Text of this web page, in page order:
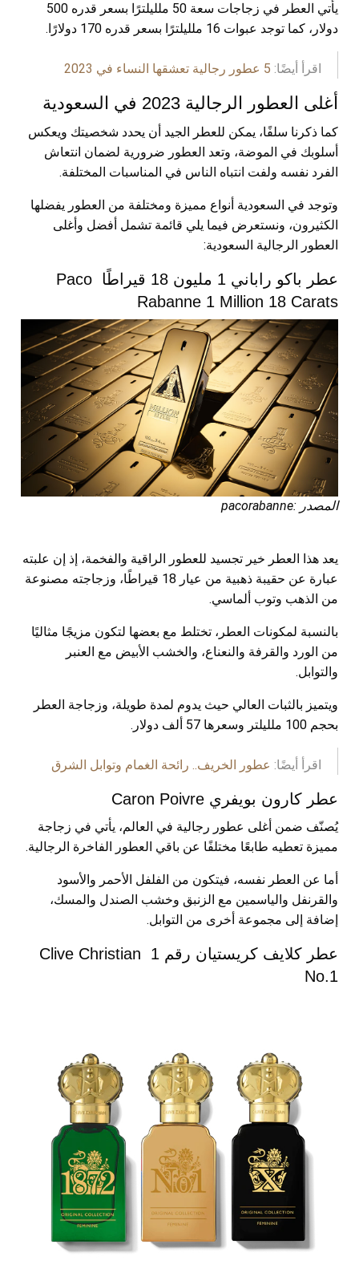
يأتي العطر في زجاجات سعة 50 ملليلترًا بسعر قدره 500
دولار، كما توجد عبوات 16 ملليلترًا بسعر قدره 170 دولارًا.
اقرأ أيضًا: 5 عطور رجالية تعشقها النساء في 2023
أغلى العطور الرجالية 2023 في السعودية
كما ذكرنا سلفًا، يمكن للعطر الجيد أن يحدد شخصيتك ويعكس
أسلوبك في الموضة، وتعد العطور ضرورية لضمان انتعاش
الفرد نفسه ولفت انتباه الناس في المناسبات المختلفة.
وتوجد في السعودية أنواع مميزة ومختلفة من العطور يفضلها
الكثيرون، ونستعرض فيما يلي قائمة تشمل أفضل وأغلى
العطور الرجالية السعودية:
عطر باكو راباني 1 مليون 18 قيراطًا Paco
Rabanne 1 Million 18 Carats
المصدر :pacorabanne
يعد هذا العطر خير تجسيد للعطور الراقية والفخمة، إذ إن علبته
عبارة عن حقيبة ذهبية من عيار 18 قيراطًا، وزجاجته مصنوعة
من الذهب وتوب ألماسي.
بالنسبة لمكونات العطر، تختلط مع بعضها لتكون مزيجًا مثاليًا
من الورد والقرفة والنعناع، والخشب الأبيض مع العنبر
والتوابل.
ويتميز بالثبات العالي حيث يدوم لمدة طويلة، وزجاجة العطر
بحجم 100 ملليلتر وسعرها 57 ألف دولار.
اقرأ أيضًا: عطور الخريف.. رائحة الغمام وتوابل الشرق
عطر كارون بويفري Caron Poivre
يُصنّف ضمن أغلى عطور رجالية في العالم، يأتي في زجاجة
مميزة تعطيه طابعًا مختلفًا عن باقي العطور الفاخرة الرجالية.
أما عن العطر نفسه، فيتكون من الفلفل الأحمر والأسود
والقرنفل والياسمين مع الزنبق وخشب الصندل والمسك،
إضافة إلى مجموعة أخرى من التوابل.
عطر كلايف كريستيان رقم 1 Clive Christian
No.1